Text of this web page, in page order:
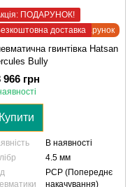
Подарунок
ПОДАРУНОК!
доставка
гвинтівка Hatsan
Bully
966 грн
Купити
В наявності
4.5 мм
PCP (Попереднє
накачування)